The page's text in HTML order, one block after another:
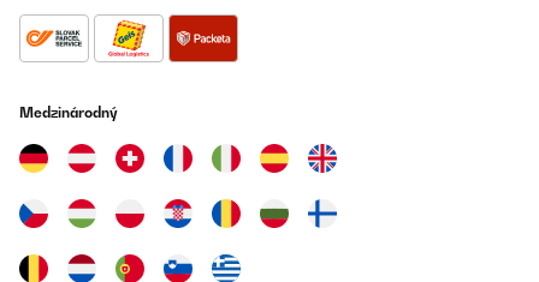
Größe, Inbetriebnahme lt. gut erklärter Betriebsanleitung, Ton,
Klang, gute Bedienbarkeit am Gerät und Fernbedienung (ohne mit
gelieferte Batterien), schönes Design, die Speicherkapazität von
empfehlenswerter Kauf für normalen Wohnraum, Terrasse.
Amazon-Benutzer
Preložiť
Medzinárodný